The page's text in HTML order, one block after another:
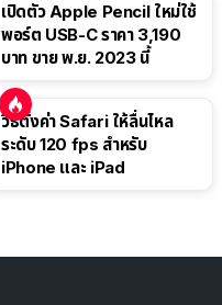
เปิดตัว Apple Pencil ใหม่ใช้
พอร์ต USB-C ราคา 3,190
บาท ขาย พ.ย. 2023 นี้
วิธีตั้งค่า Safari ให้ลื่นไหล
ระดับ 120 fps สำหรับ
iPhone และ iPad